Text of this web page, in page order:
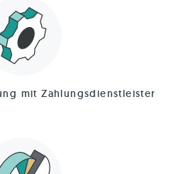
mit Zahlungsdienstleister